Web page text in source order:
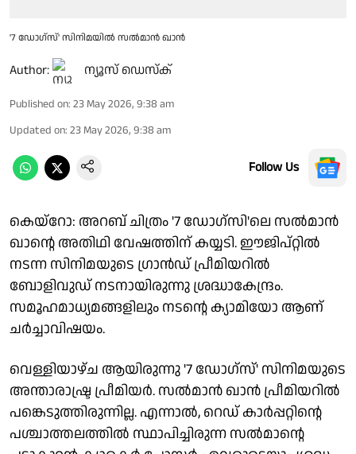
'7 ഡോഗ്‌സ്' സിനിമയിൽ സൽമാൻ ഖാൻ
Author: ന്യൂസ് ഡെസ്ക്
Published on: 23 May 2026, 9:38 am
Updated on: 23 May 2026, 9:38 am
Follow Us
കെയ്‌റോ: അറബ് ചിത്രം '7 ഡോഗ്സി'ലെ സൽമാൻ
ഖാന്റെ അതിഥി വേഷത്തിന് കയ്യടി. ഈജിപ്റ്റിൽ
നടന്ന സിനിമയുടെ ഗ്രാൻഡ് പ്രീമിയറിൽ
ബോളിവുഡ് നടനായിരുന്നു ശ്രദ്ധാകേന്ദ്രം.
സമൂഹമാധ്യമങ്ങളിലും നടന്റെ ക്യാമിയോ ആണ്
ചർച്ചാവിഷയം.
വെള്ളിയാഴ്ച ആയിരുന്നു '7 ഡോഗ്സ്' സിനിമയുടെ
അന്താരാഷ്ട്ര പ്രീമിയർ. സൽമാൻ ഖാൻ പ്രീമിയറിൽ
പങ്കെടുത്തിരുന്നില്ല. എന്നാൽ, റെഡ് കാർപ്പറ്റിന്റെ
പശ്ചാത്തലത്തിൽ സ്ഥാപിച്ചിരുന്ന സൽമാന്റെ